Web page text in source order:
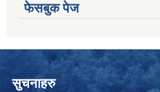
फेसबुक पेज
सुचनाहरु